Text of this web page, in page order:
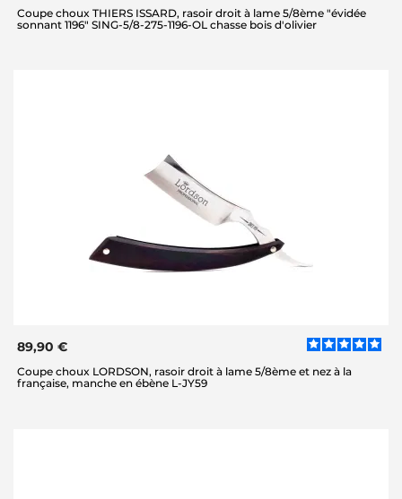
Coupe choux THIERS ISSARD, rasoir droit à lame 5/8ème "évidée
sonnant 1196" SING-5/8-275-1196-OL chasse bois d'olivier
89,90 €
Coupe choux LORDSON, rasoir droit à lame 5/8ème et nez à la
française, manche en ébène L-JY59